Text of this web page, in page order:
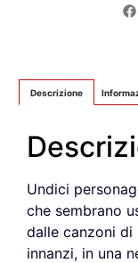
Descrizione
Undici
che sembrano
dalle canzoni di
innanzi, in una